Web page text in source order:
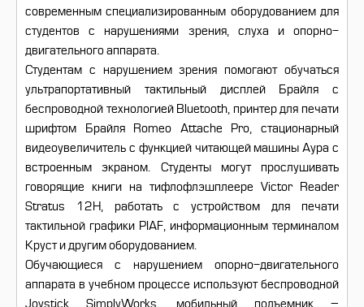
современным специализированным оборудованием для
студентов с нарушениями зрения, слуха и опорно-
двигательного аппарата.
Студентам с нарушением зрения помогают обучаться
ультрапортативный тактильный дисплей Брайля с
беспроводной технологией Bluetooth, принтер для печати
шрифтом Брайля Romeo Attache Pro, стационарный
видеоувеличитель с функцией читающей машины Аура с
встроенным экраном. Студенты могут прослушивать
говорящие книги на тифлофлэшплеере Victor Reader
Stratus 12H, работать с устройством для печати
тактильной графики PIAF, информационным терминалом
Круст и другим оборудованием.
Обучающиеся с нарушением опорно-двигательного
аппарата в учебном процессе используют беспроводной
Joystick SimplyWorks, мобильный подъемник –